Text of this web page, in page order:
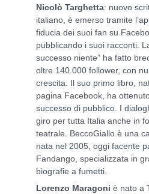
Nicolò Targhetta: nuovo
italiano, è emerso tramite
fiducia dei suoi fan su
pubblicando i suoi racconti.
successo niente” ha fatto
oltre 140.000 follower, con
crescita. Il suo primo libro,
pagina Facebook, ha
successo di pubblico. I
giro per tutta Italia anche in
teatrale. BeccoGiallo è una
nata nel 2005, oggi facente
Fandango, specializzata in
biografie a fumetti.
Lorenzo Maragoni è nato a